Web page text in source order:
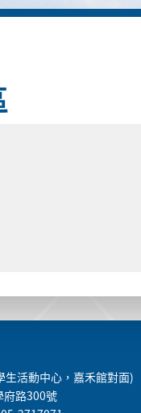
生活動中心，嘉禾館對面)
府路300號